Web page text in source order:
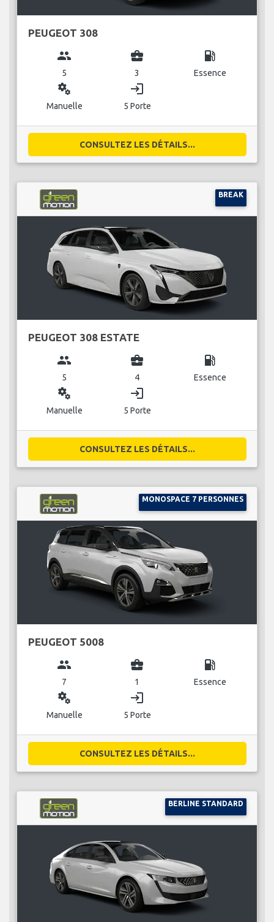
PEUGEOT 308
group
5
business_center
3
local_gas_station
Essence
miscellaneous_services
Manuelle
login
5 Porte
CONSULTEZ LES DÉTAILS...
BREAK
PEUGEOT 308 ESTATE
group
5
business_center
4
local_gas_station
Essence
miscellaneous_services
Manuelle
login
5 Porte
CONSULTEZ LES DÉTAILS...
MONOSPACE 7 PERSONNES
PEUGEOT 5008
group
7
business_center
1
local_gas_station
Essence
miscellaneous_services
Manuelle
login
5 Porte
CONSULTEZ LES DÉTAILS...
BERLINE STANDARD